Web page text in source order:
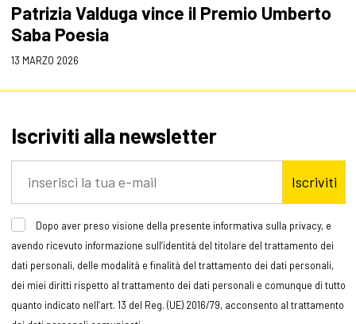
Patrizia Valduga vince il Premio Umberto
Saba Poesia
13 MARZO 2026
Iscriviti alla newsletter
Iscriviti
Dopo aver preso visione della presente informativa sulla privacy, e
avendo ricevuto informazione sull’identità del titolare del trattamento dei
dati personali, delle modalità e finalità del trattamento dei dati personali,
dei miei diritti rispetto al trattamento dei dati personali e comunque di tutto
quanto indicato nell’art. 13 del Reg. (UE) 2016/79, acconsento al trattamento